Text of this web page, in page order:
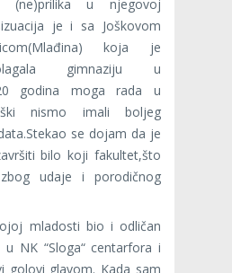
(ne)prilika u njegovoj
je i sa Joškovom
koja je
gimnaziju u
godina moga rada u
nismo imali boljeg
se dojam da je
bilo koji fakultet,što
udaje i porodičnog
mladosti bio i odličan
NK “Sloga“ centarfora i
golovi glavom. Kada sam